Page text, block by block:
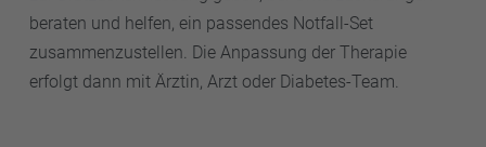
beraten und helfen, ein passendes Notfall-Set
zusammenzustellen. Die Anpassung der Therapie
erfolgt dann mit Ärztin, Arzt oder Diabetes-Team.